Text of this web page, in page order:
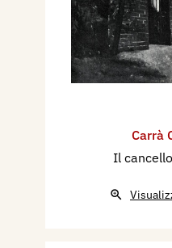
Carrà
Il cancello